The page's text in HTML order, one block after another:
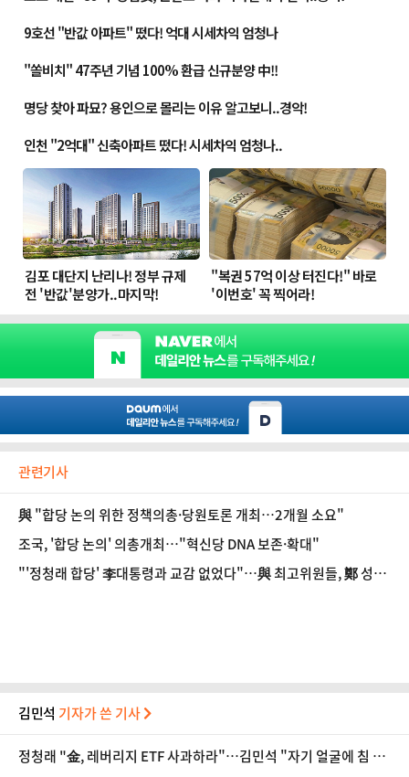
관련기사
與 "합당 논의 위한 정책의총·당원토론 개최…2개월 소요"
조국, '합당 논의' 의총개최…"혁신당 DNA 보존·확대"
"'정청래 합당' 李대통령과 교감 없었다"…與 최고위원들, 鄭 성토
김민석 기자가 쓴 기사
정청래 "金, 레버리지 ETF 사과하라"…김민석 "자기 얼굴에 침 뱉